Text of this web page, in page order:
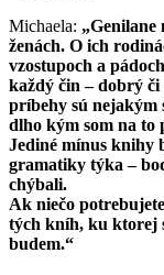
Michaela: „Genilane
ženách. O ich
vzostupoch a
každý čin – dobrý
príbehy sú nejakým
dlho kým som na to
Jediné mínus knihy
gramatiky týka –
chýbali.
Ak niečo
tých kníh, ku ktorej
budem.“